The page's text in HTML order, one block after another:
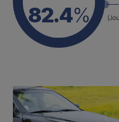
82.4%